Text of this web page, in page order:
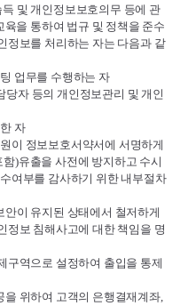
및 개인정보보호의무 등에 관
을 통하여 법규 및 정책을 준수
정보를 처리하는 자는 다음과 같
업무를 수행하는 자
자 등의 개인정보관리 및 개인
자
이 정보보호서약서에 서명하게
함)유출을 사전에 방지하고 수시
여부를 감사하기 위한 내부절차
이 유지된 상태에서 철저하게
정보 침해사고에 대한 책임을 명
구역으로 설정하여 출입을 통제
위하여 고객의 은행결재계좌,